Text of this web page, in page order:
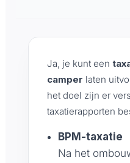
Ja, je kunt een
camper laten
het doel zijn er
taxatierapporten
BPM-taxatie
Na het